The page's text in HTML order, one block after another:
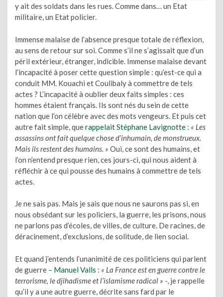
y ait des soldats dans les rues. Comme dans… un Etat
militaire, un Etat policier.
Immense malaise de l’absence presque totale de réflexion,
au sens de retour sur soi. Comme s’il ne s’agissait que d’un
péril extérieur, étranger, indicible. Immense malaise devant
l’incapacité à poser cette question simple : qu’est-ce qui a
conduit MM. Kouachi et Coulibaly à commettre de tels
actes ? L’incapacité à oublier deux faits simples : ces
hommes étaient français. Ils sont nés du sein de cette
nation que l’on célèbre avec des mots vengeurs. Et puis cet
autre fait simple, querappelait Stéphane Lavignotte : « Les
assassins ont fait quelque chose d’inhumain, de monstrueux.
Mais ils restent des humains. » Oui, ce sont des humains, et
l’on n’entend presque rien, ces jours-ci, qui nous aident à
réfléchir à ce qui pousse des humains à commettre de tels
actes.
Je ne sais pas. Mais je sais que nous ne saurons pas si, en
nous obsédant sur les policiers, la guerre, les prisons, nous
ne parlons pas d’écoles, de villes, de culture. De racines, de
déracinement, d’exclusions, de solitude, de lien social.
Et quand j’entends l’unanimité de ces politiciens qui parlent
de guerre – Manuel Valls : « La France est en guerre contre le
terrorisme, le djihadisme et l’islamisme radical » -, je rappelle
qu’il y a une autre guerre, décrite sans fard par le